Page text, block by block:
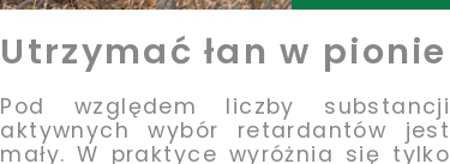
Utrzymać łan w pionie
Pod względem liczby substancji
aktywnych wybór retardantów jest
mały. W praktyce wyróżnia się tylko